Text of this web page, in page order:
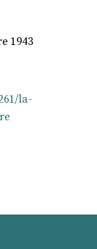
1943
la-